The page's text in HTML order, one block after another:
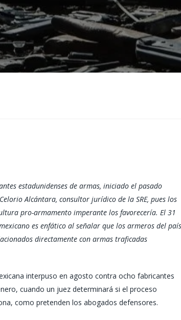
estadunidenses de armas, iniciado el pasado
Alcántara, consultor jurídico de la SRE, pues los
pro-armamento imperante los favorecería. El 31
es enfático al señalar que los armeros del país
directamente con armas traficadas
interpuso en agosto contra ocho fabricantes
cuando un juez determinará si el proceso
como pretenden los abogados defensores.